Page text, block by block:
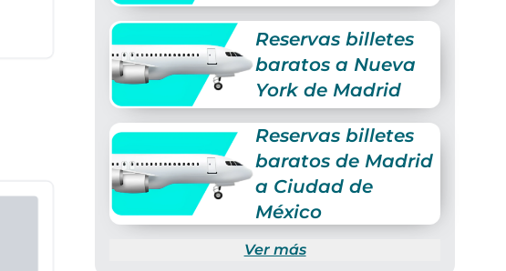
Reservas billetes
baratos a Nueva
York de Madrid
Reservas billetes
baratos de Madrid
a Ciudad de
México
Ver más